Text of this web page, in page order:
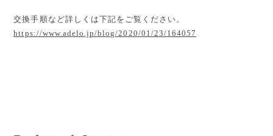
交換手順など詳しくは下記をご覧ください。
https://www.adelo.jp/blog/2020/01/23/164057